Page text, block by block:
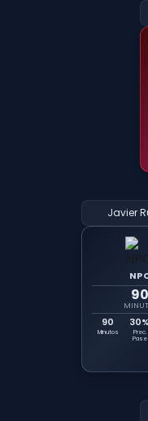
Javier
90
90
Minutos
Prec.
Pase